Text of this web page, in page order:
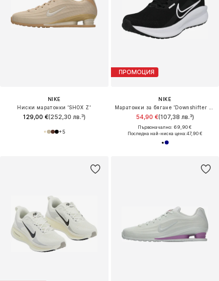
NIKE
Ниски маратонки 'SHOX Z'
129,00 €(252,30 лв.³)
+5
ПРОМОЦИЯ
NIKE
54,90 €(107,38 лв.³)
Първоначално: 69,90 €
Последна най-ниска цена:47,90 €